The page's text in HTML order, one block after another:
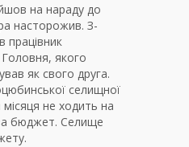
на нараду до
насторожив. З-
працівник
Головня, якого
як свого друга.
селищної
не ходить на
бюджет. Селище